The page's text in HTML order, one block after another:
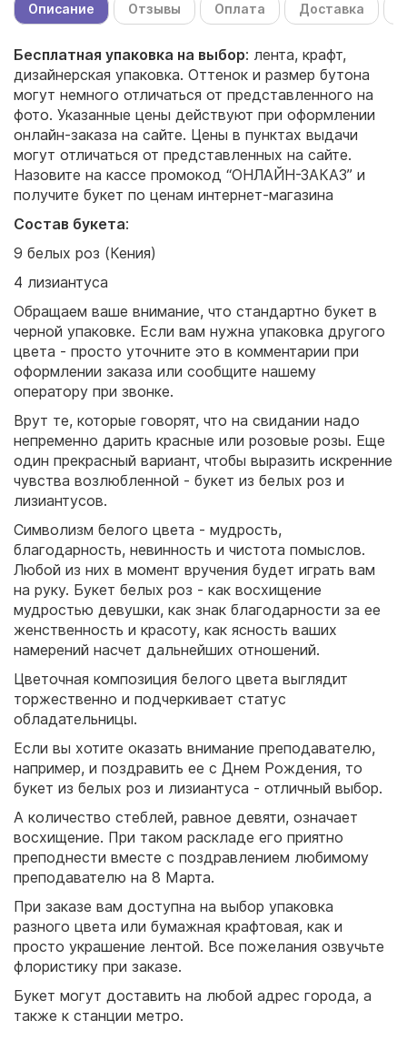
Описание Отзывы Оплата Доставка
Бесплатная упаковка на выбор: лента, крафт,
дизайнерская упаковка. Оттенок и размер бутона
могут немного отличаться от представленного на
фото. Указанные цены действуют при оформлении
онлайн-заказа на сайте. Цены в пунктах выдачи
могут отличаться от представленных на сайте.
Назовите на кассе промокод “ОНЛАЙН-ЗАКАЗ” и
получите букет по ценам интернет-магазина
Состав букета:
9 белых роз (Кения)
4 лизиантуса
Обращаем ваше внимание, что стандартно букет в
черной упаковке. Если вам нужна упаковка другого
цвета - просто уточните это в комментарии при
оформлении заказа или сообщите нашему
оператору при звонке.
Врут те, которые говорят, что на свидании надо
непременно дарить красные или розовые розы. Еще
один прекрасный вариант, чтобы выразить искренние
чувства возлюбленной - букет из белых роз и
лизиантусов.
Символизм белого цвета - мудрость,
благодарность, невинность и чистота помыслов.
Любой из них в момент вручения будет играть вам
на руку. Букет белых роз - как восхищение
мудростью девушки, как знак благодарности за ее
женственность и красоту, как ясность ваших
намерений насчет дальнейших отношений.
Цветочная композиция белого цвета выглядит
торжественно и подчеркивает статус
обладательницы.
Если вы хотите оказать внимание преподавателю,
например, и поздравить ее с Днем Рождения, то
букет из белых роз и лизиантуса - отличный выбор.
А количество стеблей, равное девяти, означает
восхищение. При таком раскладе его приятно
преподнести вместе с поздравлением любимому
преподавателю на 8 Марта.
При заказе вам доступна на выбор упаковка
разного цвета или бумажная крафтовая, как и
просто украшение лентой. Все пожелания озвучьте
флористику при заказе.
Букет могут доставить на любой адрес города, а
также к станции метро.